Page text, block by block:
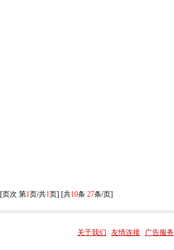
[页次 第1页/共1页] [共10条 27条/页]
关于我们 友情连接 广告服务